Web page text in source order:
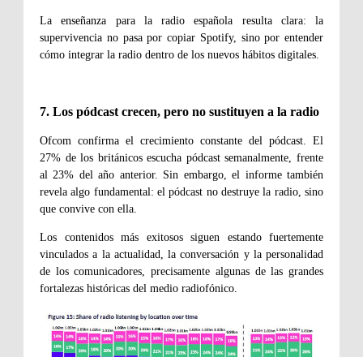
La enseñanza para la radio española resulta clara: la
supervivencia no pasa por copiar Spotify, sino por entender
cómo integrar la radio dentro de los nuevos hábitos digitales.
7. Los pódcast crecen, pero no sustituyen a la radio
Ofcom confirma el crecimiento constante del pódcast. El
27% de los británicos escucha pódcast semanalmente, frente
al 23% del año anterior. Sin embargo, el informe también
revela algo fundamental: el pódcast no destruye la radio, sino
que convive con ella.
Los contenidos más exitosos siguen estando fuertemente
vinculados a la actualidad, la conversación y la personalidad
de los comunicadores, precisamente algunas de las grandes
fortalezas históricas del medio radiofónico.